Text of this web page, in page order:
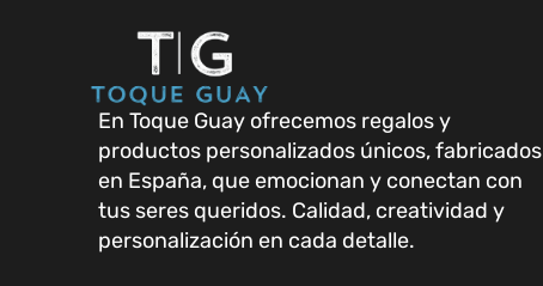
En Toque Guay ofrecemos regalos y
productos personalizados únicos, fabricados
en España, que emocionan y conectan con
tus seres queridos. Calidad, creatividad y
personalización en cada detalle.